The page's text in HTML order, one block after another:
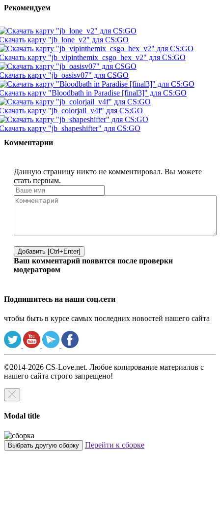
Рекомендуем
карту "jb_lone_v2" для CS:GO
карту "jb_vipinthemix_csgo_hex_v2" для CS:GO
карту "jb_oasisv07" для CSGO
карту "Bloodbath in Paradise [final3]" для CS:GO
карту "jb_colorjail_v4f" для CS:GO
карту "jb_shapeshifter" для CS:GO
Комментарии
Данную страницу никто не комментировал. Вы можете
стать первым.
Добавить [Ctrl+Enter]
Ваш комментарий появится после проверки
модератором
Подпишитесь на наши соц.сети
чтобы быть в курсе самых последних новостей нашего сайта
©2014-2026 CS-Love.net. Любое копирование материалов с
нашего сайта строго запрещено!
Modal title
Выбрать другую сборку Перейти к сборке